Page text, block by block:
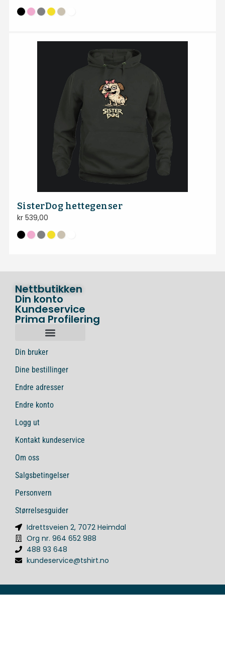
SisterDog hettegenser
kr539,00
Nettbutikken
Din konto
Kundeservice
Prima Profilering
Din bruker
Dine bestillinger
Endre adresser
Endre konto
Logg ut
Kontakt kundeservice
Om oss
Salgsbetingelser
Personvern
Størrelsesguider
Idrettsveien 2, 7072 Heimdal
Org nr. 964 652 988
488 93 648
kundeservice@tshirt.no